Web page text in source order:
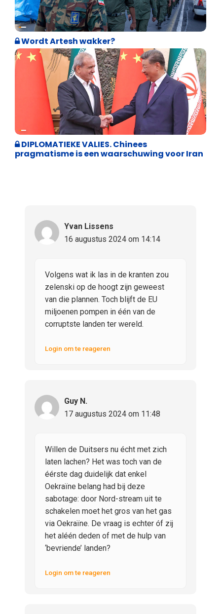
Weekblad 't Pallieterke
Wordt Artesh wakker?
Weekblad 't Pallieterke
DIPLOMATIEKE VALIES. Chinees
pragmatisme is een waarschuwing voor Iran
Yvan Lissens
16 augustus 2024 om 14:14
Volgens wat ik las in de kranten zou
zelenski op de hoogt zijn geweest
van die plannen. Toch blijft de EU
miljoenen pompen in één van de
corruptste landen ter wereld.
Login om te reageren
Guy N.
17 augustus 2024 om 11:48
Willen de Duitsers nu écht met zich
laten lachen? Het was toch van de
éérste dag duidelijk dat enkel
Oekraïne belang had bij deze
sabotage: door Nord-stream uit te
schakelen moet het gros van het gas
via Oekraïne. De vraag is echter óf zij
het aléén deden of met de hulp van
‘bevriende’ landen?
Login om te reageren